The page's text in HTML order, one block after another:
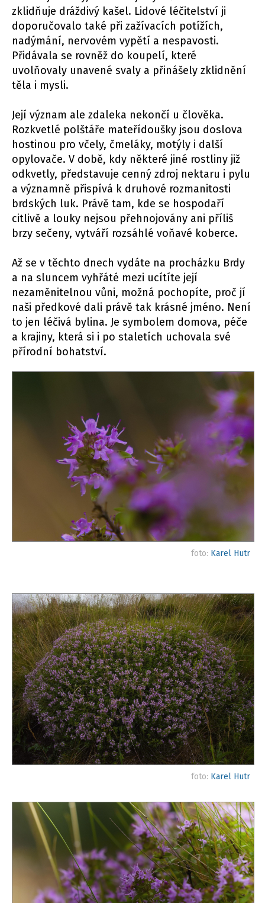
zklidňuje dráždivý kašel. Lidové léčitelství ji
doporučovalo také při zažívacích potížích,
nadýmání, nervovém vypětí a nespavosti.
Přidávala se rovněž do koupelí, které
uvolňovaly unavené svaly a přinášely zklidnění
těla i mysli.
Její význam ale zdaleka nekončí u člověka.
Rozkvetlé polštáře mateřídoušky jsou doslova
hostinou pro včely, čmeláky, motýly i další
opylovače. V době, kdy některé jiné rostliny již
odkvetly, představuje cenný zdroj nektaru i pylu
a významně přispívá k druhové rozmanitosti
brdských luk. Právě tam, kde se hospodaří
citlivě a louky nejsou přehnojovány ani příliš
brzy sečeny, vytváří rozsáhlé voňavé koberce.
Až se v těchto dnech vydáte na procházku Brdy
a na sluncem vyhřáté mezi ucítíte její
nezaměnitelnou vůni, možná pochopíte, proč jí
naši předkové dali právě tak krásné jméno. Není
to jen léčivá bylina. Je symbolem domova, péče
a krajiny, která si i po staletích uchovala své
přírodní bohatství.
foto: Karel Hutr
foto: Karel Hutr